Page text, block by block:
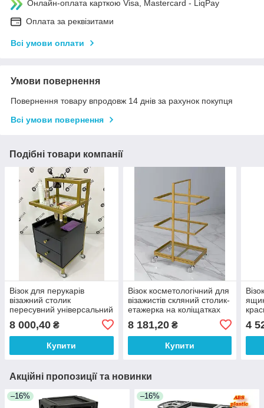
Онлайн-оплата карткою Visa, Mastercard - LiqPay
Оплата за реквізитами
Всі умови оплати
Умови повернення
Повернення товару впродовж 14 днів за рахунок покупця
Всі умови повернення
Подібні товари компанії
Візок для перукарів
візажний столик
пересувний універсальний
перукарська етажерка для
салону VM 935
8 000,40 ₴
Купити
Візок косметологічний для
візажистів скляний столик-
етажерка на коліщатках
8 181,20₴
Купити
4
Акційні пропозиції та новинки
–16% –16%